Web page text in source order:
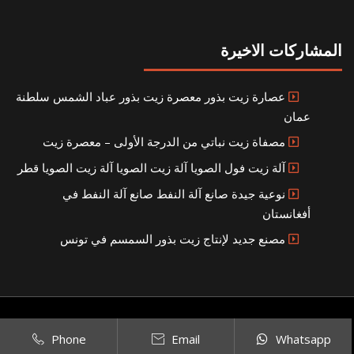
المشاركات الاخيرة
عصارة زيت بذور معصرة زيت بذور عباد الشمس سلطنة
عمان
مصفاة زيت نباتي من الدرجة الأولى – معصرة زيت
آلة زيت فول الصويا آلة زيت الصويا آلة زيت الصويا قطر
نوعية جيدة صانع آلة النفط صانع آلة النفط في
أفغانستان
مصنع جديد لإنتاج زيت بذور السمسم في تونس
Phone Email Whatsapp